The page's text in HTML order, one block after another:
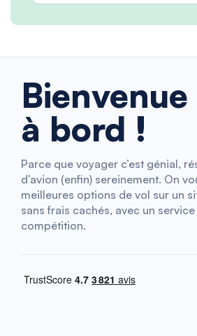
Bienvenue
à bord !
Parce que voyager c’est génial,
d’avion (enfin) sereinement. On
meilleures options de vol sur un
sans frais cachés, avec un
compétition.